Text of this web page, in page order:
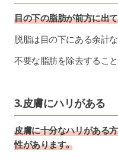
目の下の脂肪が前方に出
脱脂は目の下にある余計
不要な脂肪を除去するこ
3.皮膚にハリがある
皮膚に十分なハリがある
性があります。